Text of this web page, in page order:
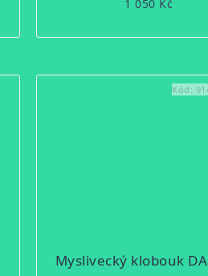
1 050 Kč
Myslivecký klobouk
Kód: